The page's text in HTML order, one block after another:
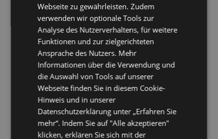
pro Arbeitsplatz
version 1.4.1
05.12.2024
Download
Kompatibilität:
Webseite zu gewährleisten. Zudem
verwenden wir optionale Tools zur
Analyse des Nutzerverhaltens, für weitere
Funktionen und zur zielgerichteten
Ansprache des Nutzers. Mehr
Informationen über die Verwendung und
die Auswahl von Tools auf unserer
Webseite finden Sie in diesem Cookie-
Hinweis und in unserer
Datenschutzerklärung unter „Erfahren Sie
mehr“. Indem Sie auf "Alle akzeptieren"
klicken, erklären Sie sich mit der